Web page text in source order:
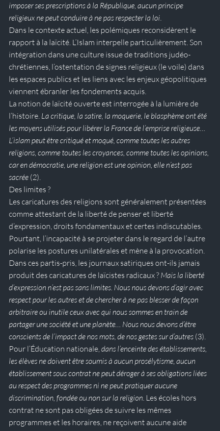
imposer ses prescriptions à la République, aucun principe
religieux ne peut conduire à ne pas respecter la loi.
Dans le contexte actuel, les polémiques reconsidèrent le
rapport à la laïcité. L’Islam interpelle particulièrement. Son
intégration dans une culture issue de traditions judéo-
chrétiennes, l’ostentation de signes religieux (le voile) dans
les espaces publics et les liens avec les enjeux géopolitiques
viennent ébranler les fondements acquis.
La notion de laïcité ouverte est interrogée à la lumière de
l’histoire. La critique, la satire, la moquerie, le blasphème ont été
les moyens utilisés pour libérer la France de l’emprise religieuse…
L’islam peut être critiqué et moqué, comme toutes les autres
religions, comme toutes les croyances, comme toutes les opinions,
car en démocratie, une religion est une opinion, elle n’est pas
sacrée (2).
Des limites ?
Les caricatures des religions sont généralement présentées
comme attestant de la liberté de penser et liberté
d’expression, droits fondamentaux et certes indiscutables.
Pourtant, l’incapacité à se projeter dans le regard de l’autre
polarise les postures unilatérales et mène à la provocation.
Dans ces partis-pris, les journaux satiriques ont-ils jamais
produit des caricatures de laïcistes radicaux ? Mais la liberté
d’expression n’est pas sans limites. Nous nous devons d’agir avec
respect pour les autres et de chercher à ne pas blesser de façon
arbitraire ou inutile ceux avec qui nous sommes en train de
partager une société et une planète… Nous nous devons d’être
conscients de l’impact de nos mots, de nos gestes sur d’autres (3).
Pour l’Éducation nationale, dans l’enceinte des établissements,
les élèves ne doivent être soumis à aucun prosélytisme, aucun
établissement sous contrat ne peut déroger à ses obligations liées
au respect des programmes ni ne peut pratiquer aucune
discrimination, fondée ou non sur la religion. Les écoles hors
contrat ne sont pas obligées de suivre les mêmes
programmes et les horaires, ne reçoivent aucune aide